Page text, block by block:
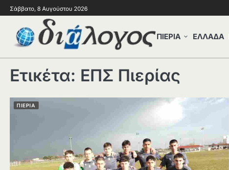
Σάββατο, 8 Αυγούστου 2026
ΠΙΕΡΙΑ ΕΛΛΑΔΑ
Ετικέτα: ΕΠΣ Πιερίας
ΠΙΕΡΙΑ